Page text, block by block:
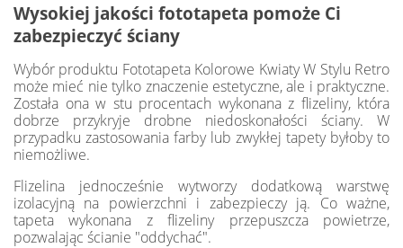
Wysokiej jakości fototapeta pomoże Ci
zabezpieczyć ściany
Wybór produktu Fototapeta Kolorowe Kwiaty W Stylu Retro
może mieć nie tylko znaczenie estetyczne, ale i praktyczne.
Została ona w stu procentach wykonana z flizeliny, która
dobrze przykryje drobne niedoskonałości ściany. W
przypadku zastosowania farby lub zwykłej tapety byłoby to
niemożliwe.
Flizelina jednocześnie wytworzy dodatkową warstwę
izolacyjną na powierzchni i zabezpieczy ją. Co ważne,
tapeta wykonana z flizeliny przepuszcza powietrze,
pozwalając ścianie "oddychać".